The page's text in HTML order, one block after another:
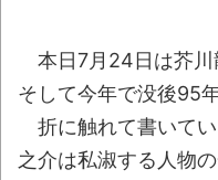
北海道江別大
被告(19)に無期懲
ウード&ギタ
館」！NEW!
本日7月24日は芥川
そして今年で没後95
折に触れて書いて
之介は私淑する人物